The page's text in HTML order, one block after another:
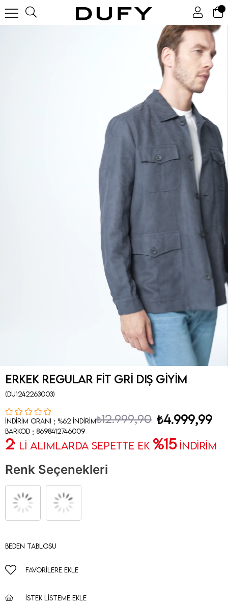
Erkek Regular Fit Gri Dış Giyim
(DU1242263003)
İndirim Oranı : %62 İndirim₺12.999,90 ₺4.999,99
Barkod : 8698412746009
2' Lİ ALIMLARDA SEPETTE EK %15İNDİRİM
Renk Seçenekleri
Beden Tablosu
FAVORILERE EKLE
İSTEK LISTEME EKLE